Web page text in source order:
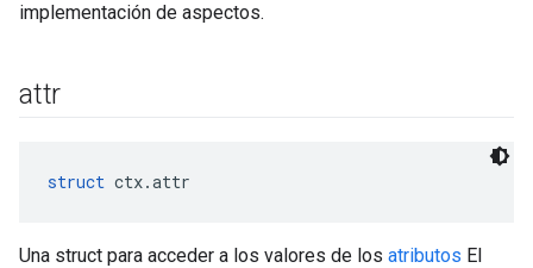
implementación de aspectos.
attr
struct ctx.attr
Una struct para acceder a los valores de los atributos El